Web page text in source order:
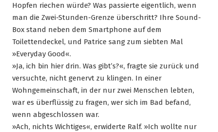
Hopfen riechen würde? Was passierte eigentlich, wenn
man die Zwei-Stunden-Grenze überschritt? Ihre Sound-
Box stand neben dem Smartphone auf dem
Toilettendeckel, und Patrice sang zum siebten Mal
»Everyday Good«.
»Ja, ich bin hier drin. Was gibt’s?«, fragte sie zurück und
versuchte, nicht genervt zu klingen. In einer
Wohngemeinschaft, in der nur zwei Menschen lebten,
war es überflüssig zu fragen, wer sich im Bad befand,
wenn abgeschlossen war.
»Ach, nichts Wichtiges«, erwiderte Ralf. »Ich wollte nur